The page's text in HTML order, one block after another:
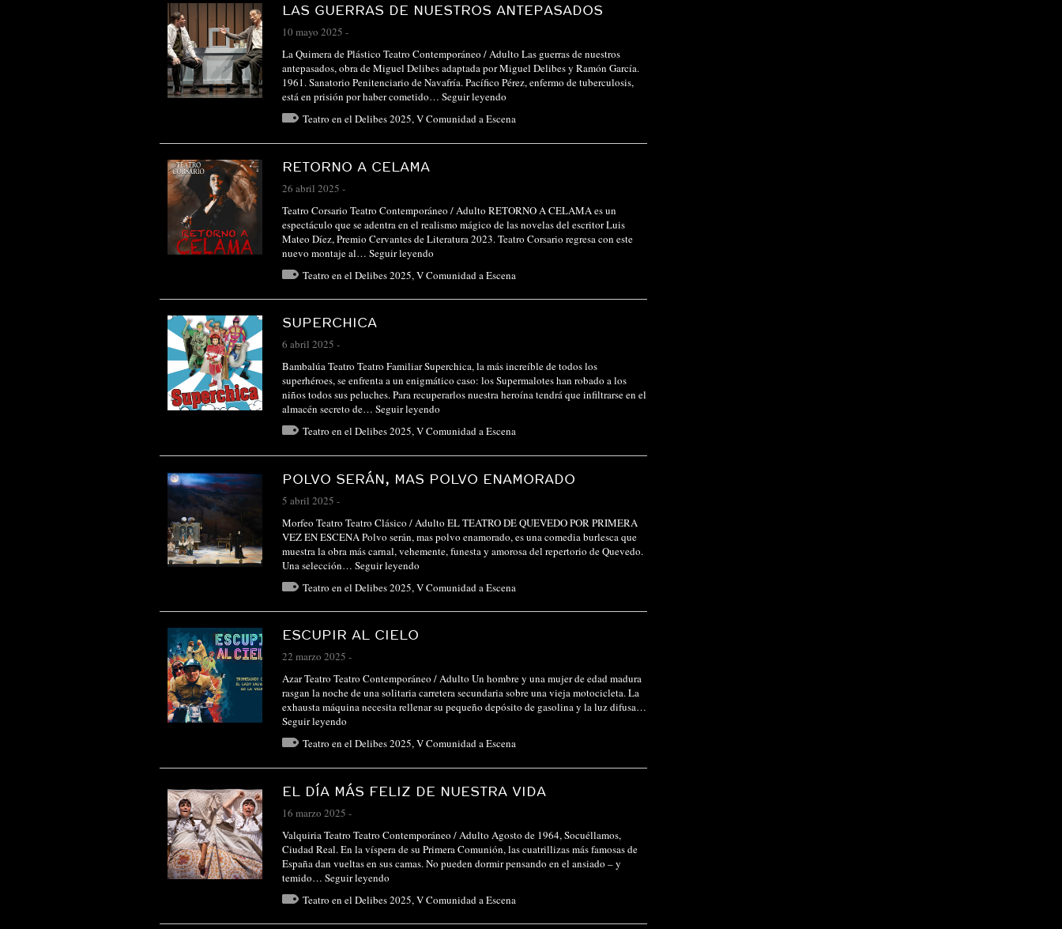
LAS GUERRAS DE NUESTROS ANTEPASADOS
10 mayo 2025 -
La Quimera de Plástico Teatro Contemporáneo / Adulto Las guerras de nuestros
antepasados, obra de Miguel Delibes adaptada por Miguel Delibes y Ramón García.
1961. Sanatorio Penitenciario de Navafría. Pacífico Pérez, enfermo de tuberculosis,
está en prisión por haber cometido… Seguir leyendo
Teatro en el Delibes 2025,V Comunidad a Escena
RETORNO A CELAMA
26 abril 2025 -
Teatro Corsario Teatro Contemporáneo / Adulto RETORNO A CELAMA es un
espectáculo que se adentra en el realismo mágico de las novelas del escritor Luis
Mateo Díez, Premio Cervantes de Literatura 2023. Teatro Corsario regresa con este
nuevo montaje al… Seguir leyendo
Teatro en el Delibes 2025, V Comunidad a Escena
SUPERCHICA
6 abril 2025 -
Bambalúa Teatro Teatro Familiar Superchica, la más increíble de todos los
superhéroes, se enfrenta a un enigmático caso: los Supermalotes han robado a los
niños todos sus peluches. Para recuperarlos nuestra heroína tendrá que infiltrarse en el
almacén secreto de… Seguir leyendo
Teatro en el Delibes 2025,V Comunidad a Escena
POLVO SERÁN, MAS POLVO ENAMORADO
5 abril 2025 -
Morfeo Teatro Teatro Clásico / Adulto EL TEATRO DE QUEVEDO POR PRIMERA
VEZ EN ESCENA Polvo serán, mas polvo enamorado, es una comedia burlesca que
muestra la obra más carnal, vehemente, funesta y amorosa del repertorio de Quevedo.
Una selección… Seguir leyendo
Teatro en el Delibes 2025, V Comunidad a Escena
ESCUPIR AL CIELO
22 marzo 2025 -
Azar Teatro Teatro Contemporáneo / Adulto Un hombre y una mujer de edad madura
rasgan la noche de una solitaria carretera secundaria sobre una vieja motocicleta. La
exhausta máquina necesita rellenar su pequeño depósito de gasolina y la luz difusa…
Seguir leyendo
Teatro en el Delibes 2025,V Comunidad a Escena
EL DÍA MÁS FELIZ DE NUESTRA VIDA
16 marzo 2025 -
Valquiria Teatro Teatro Contemporáneo / Adulto Agosto de 1964, Socuéllamos,
Ciudad Real. En la víspera de su Primera Comunión, las cuatrillizas más famosas de
España dan vueltas en sus camas. No pueden dormir pensando en el ansiado – y
temido… Seguir leyendo
Teatro en el Delibes 2025, V Comunidad a Escena